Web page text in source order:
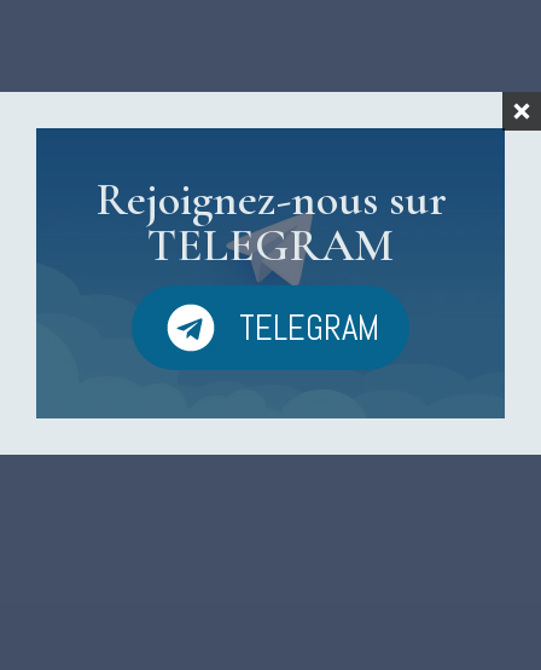
Rejoignez-nous sur
TELEGRAM
TELEGRAM